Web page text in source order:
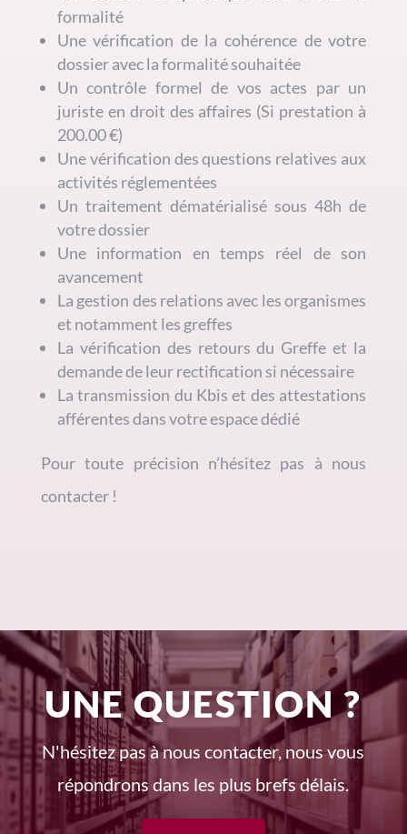
formalité
Une vérification de la cohérence de votre
dossier avec la formalité souhaitée
Un contrôle formel de vos actes par un
juriste en droit des affaires (Si prestation à
200.00 €)
Une vérification des questions relatives aux
activités réglementées
Un traitement dématérialisé sous 48h de
votre dossier
Une information en temps réel de son
avancement
La gestion des relations avec les organismes
et notamment les greffes
La vérification des retours du Greffe et la
demande de leur rectification si nécessaire
La transmission du Kbis et des attestations
afférentes dans votre espace dédié
Pour toute précision n’hésitez pas à nous
contacter !
UNE QUESTION ?
N'hésitez pas à nous contacter, nous vous
répondrons dans les plus brefs délais.